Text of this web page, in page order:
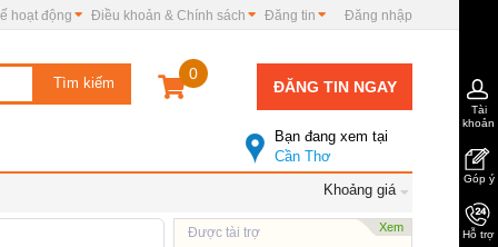
Đăng nhập
Đăng tin
Điều khoản & Chính sách
hoạt động
0
ĐĂNG TIN NGAY
Bạn đang xem tại
Cần Thơ
Khoảng giá
Được tài trợ Xem
Tài
khoản
Góp ý
Hỗ trợ